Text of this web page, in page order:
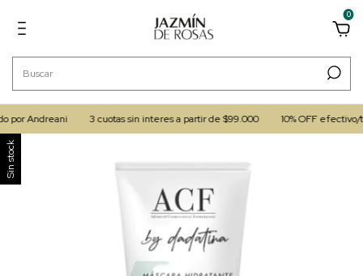
0
por Andreani 3 cuotas sin interes a partir de $99.000 10% OFF efectivo/
Sin stock